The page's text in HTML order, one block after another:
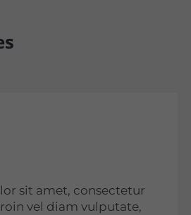
sit amet, consectetur
vel diam vulputate,